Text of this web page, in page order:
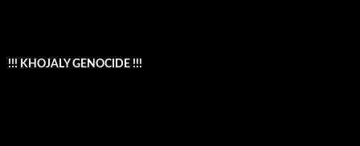
!!! KHOJALY GENOCIDE !!!